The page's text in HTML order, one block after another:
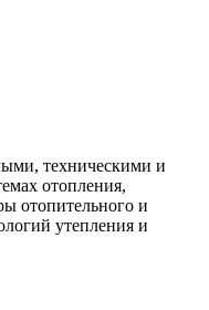
техническими и
отопления,
отопительного и
утепления и